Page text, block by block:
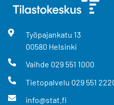
Työpajankatu 13
00580 Helsinki
Vaihde 029 551 1000
Tietopalvelu 029 551
info@stat.fi